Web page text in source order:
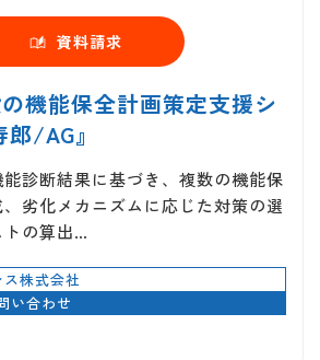
資料請求
機能保全計画策定支援シ
/AG』
診断結果に基づき、複数の機能保
劣化メカニズムに応じた対策の選
トの算出…
株式会社
い合わせ